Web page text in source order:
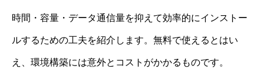
時間・容量・データ通信量を抑えて効率的にインストー
ルするための工夫を紹介します。無料で使えるとはい
え、環境構築には意外とコストがかかるものです。